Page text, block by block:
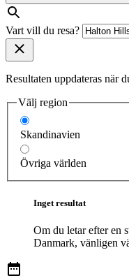
Vart vill du resa?
Resultaten uppdateras när
Välj region
Skandinavien
Övriga världen
Inget resultat
Om du letar efter en
Danmark, vänligen